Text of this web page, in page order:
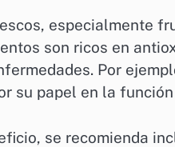
especialmente
son ricos en
Por
su papel en la
se recomienda